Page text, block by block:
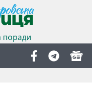
поради